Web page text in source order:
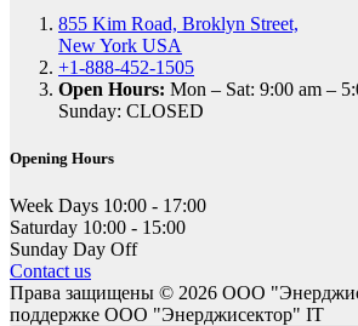
855 Kim Road, Broklyn Street,
New York USA
+1-888-452-1505
Open Hours: Mon – Sat: 9:00 am –
Sunday: CLOSED
Opening Hours
Week Days 10:00 - 17:00
Saturday 10:00 - 15:00
Sunday Day Off
Contact us
Права защищены © 2026 ООО
поддержке ООО "Энерджисектор" IT